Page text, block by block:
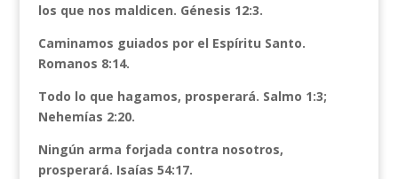
los que nos maldicen. Génesis 12:3.
Caminamos guiados por el Espíritu Santo.
Romanos 8:14.
Todo lo que hagamos, prosperará. Salmo 1:3;
Nehemías 2:20.
Ningún arma forjada contra nosotros,
prosperará. Isaías 54:17.